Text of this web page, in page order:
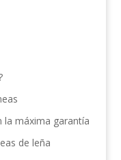
la máxima garantía
de leña